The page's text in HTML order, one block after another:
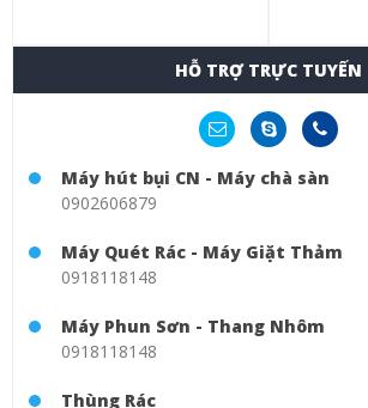
HỖ TRỢ TRỰC TUYẾN
Máy hút bụi CN - Máy chà sàn
0902606879
Máy Quét Rác - Máy Giặt Thảm
0918118148
Máy Phun Sơn - Thang Nhôm
0918118148
Thùng Rác